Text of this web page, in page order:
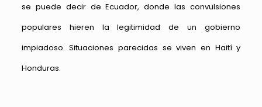
se puede decir de Ecuador, donde las convulsiones
populares hieren la legitimidad de un gobierno
impiadoso. Situaciones parecidas se viven en Haití y
Honduras.